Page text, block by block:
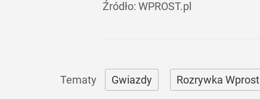
Źródło: WPROST.pl
Gwiazdy Rozrywka Wprost